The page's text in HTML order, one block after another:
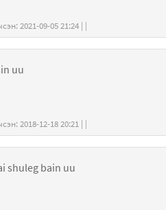
Зочин хэзээ бичсэн: 2021-09-05 21:24 | |
uu
Зочин хэзээ бичсэн: 2018-12-18 20:21 | |
shuleg bain uu